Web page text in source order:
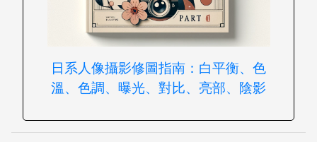
日系人像攝影修圖指南：白平衡、色
溫、色調、曝光、對比、亮部、陰影